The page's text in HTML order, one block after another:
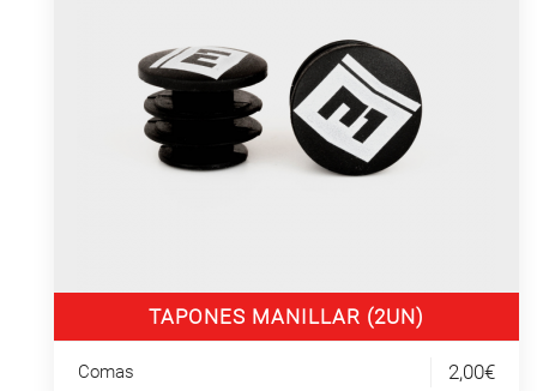
TAPONES MANILLAR (2UN)
Comas 2,00€